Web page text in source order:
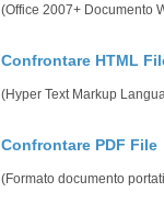
(Office 2007+ Documento
Confrontare HTML
(Hyper Text Markup
Confrontare PDF File
(Formato documento